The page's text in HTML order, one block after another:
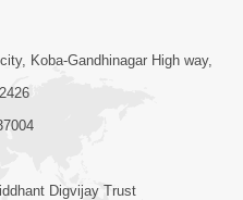
Koba-Gandhinagar High way,
Digvijay Trust